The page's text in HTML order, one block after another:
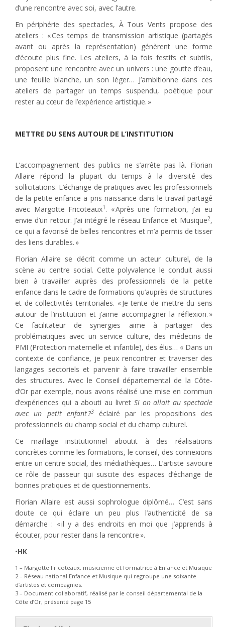
d’une rencontre avec soi, avec l’autre.
En périphérie des spectacles, À Tous Vents propose des
ateliers : « Ces temps de transmission artistique (partagés
avant ou après la représentation) génèrent une forme
d’écoute plus fine. Les ateliers, à la fois festifs et subtils,
proposent une rencontre avec un univers : une goutte d’eau,
une feuille blanche, un son léger… J’ambitionne dans ces
ateliers de partager un temps suspendu, poétique pour
rester au cœur de l’expérience artistique. »
METTRE DU SENS AUTOUR DE L’INSTITUTION
L’accompagnement des publics ne s’arrête pas là. Florian
Allaire répond la plupart du temps à la diversité des
sollicitations. L’échange de pratiques avec les professionnels
de la petite enfance a pris naissance dans le travail partagé
avec Margotte Fricoteaux1 . « Après une formation, j’ai eu
envie d’un retour. J’ai intégré le réseau Enfance et Musique2,
ce qui a favorisé de belles rencontres et m’a permis de tisser
des liens durables. »
Florian Allaire se décrit comme un acteur culturel, de la
scène au centre social. Cette polyvalence le conduit aussi
bien à travailler auprès des professionnels de la petite
enfance dans le cadre de formations qu’auprès de structures
et de collectivités territoriales. « Je tente de mettre du sens
autour de l’institution et j’aime accompagner la réflexion. »
Ce facilitateur de synergies aime à partager des
problématiques avec un service culture, des médecins de
PMI (Protection maternelle et infantile), des élus… « Dans un
contexte de confiance, je peux rencontrer et traverser des
langages sectoriels et parvenir à faire travailler ensemble
des structures. Avec le Conseil départemental de la Côte-
d’Or par exemple, nous avons réalisé une mise en commun
d’expériences qui a abouti au livret Si on allait au spectacle
avec un petit enfant ?3éclairé par les propositions des
professionnels du champ social et du champ culturel.
Ce maillage institutionnel aboutit à des réalisations
concrètes comme les formations, le conseil, des connexions
entre un centre social, des médiathèques… L’artiste savoure
ce rôle de passeur qui suscite des espaces d’échange de
bonnes pratiques et de questionnements.
Florian Allaire est aussi sophrologue diplômé… C’est sans
doute ce qui éclaire un peu plus l’authenticité de sa
démarche : « il y a des endroits en moi que j’apprends à
écouter, pour rester dans la rencontre ».
•HK
1 – Margotte Fricoteaux, musicienne et formatrice à Enfance et Musique
2 – Réseau national Enfance et Musique qui regroupe une soixante
d’artistes et compagnies.
3 – Document collaboratif, réalisé par le conseil départemental de la
Côte d’Or, présenté page 15